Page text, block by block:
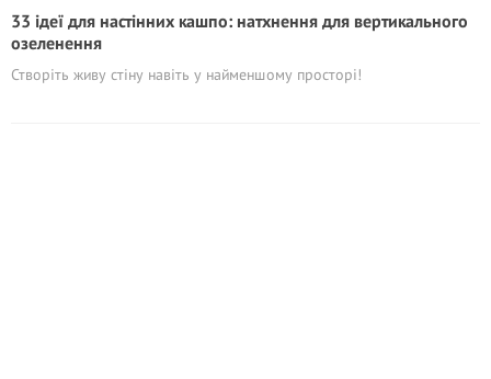
33 ідеї для настінних кашпо: натхнення для вертикального
озеленення
Створіть живу стіну навіть у найменшому просторі!